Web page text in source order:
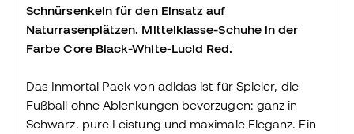
Schnürsenkeln für den Einsatz auf
Naturrasenplätzen. Mittelklasse-Schuhe in der
Farbe Core Black-White-Lucid Red.
Das Inmortal Pack von adidas ist für Spieler, die
Fußball ohne Ablenkungen bevorzugen: ganz in
Schwarz, pure Leistung und maximale Eleganz. Ein